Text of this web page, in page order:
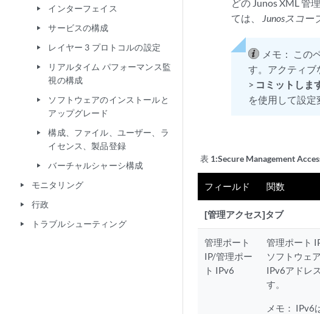
play_arrow インターフェイス
play_arrow サービスの構成
play_arrow レイヤー 3 プロトコルの設定
play_arrow
リアルタイム パフォーマンス監
視の構成
play_arrow
ソフトウェアのインストールと
アップグレード
play_arrow
構成、ファイル、ユーザー、ラ
イセンス、製品登録
play_arrow バーチャルシャーシ構成
play_arrow モニタリング
play_arrow 行政
play_arrow トラブルシューティング
どの Junos XML 管
ては、
Junosスコ
メモ：
この
す。アクティブ
> コミットしま
を使用して設定
表 1:Secure Management
フィールド 関数
[管理アクセス]タブ
管理ポート
IP/管理ポー
ト IPv6
管理ポート
ソフトウェ
IPv6アドレ
す。
メモ： IPv6